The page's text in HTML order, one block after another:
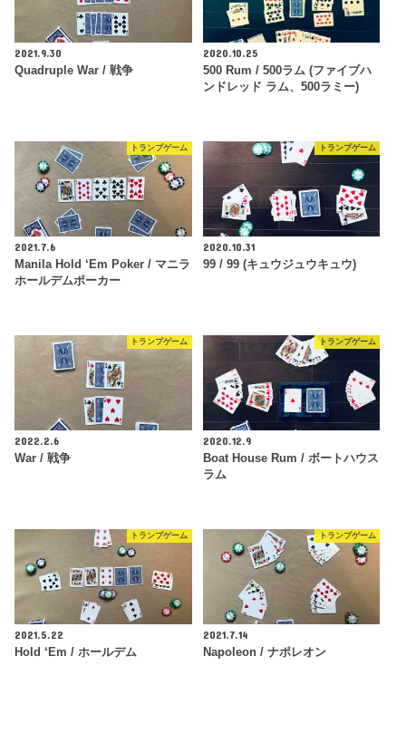
2021.9.30
Quadruple War / 戦争
2020.10.25
500 Rum / 500ラム (ファイブハ
ンドレッド ラム、500ラミー)
トランプゲーム
2021.7.6
Manila Hold ‘Em Poker / マニラ
ホールデムポーカー
トランプゲーム
2020.10.31
99 / 99 (キュウジュウキュウ)
トランプゲーム
2022.2.6
War / 戦争
トランプゲーム
2020.12.9
Boat House Rum / ボートハウス
ラム
トランプゲーム
2021.5.22
Hold ‘Em / ホールデム
トランプゲーム
2021.7.14
Napoleon / ナポレオン